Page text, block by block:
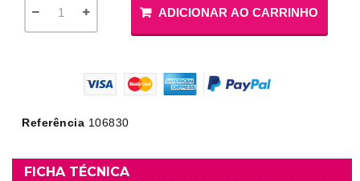
ADICIONAR AO CARRINHO
Referência 106830
FICHA TÉCNICA